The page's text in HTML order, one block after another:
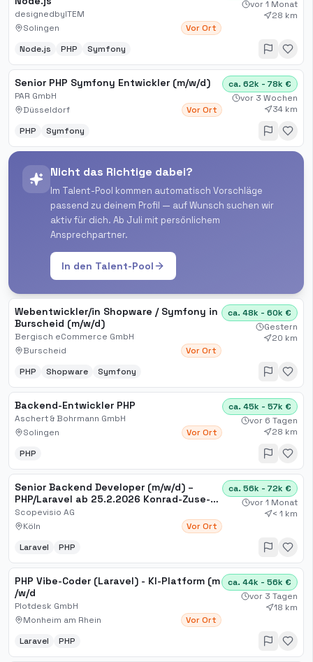
designedbyITEM
Solingen
Vor Ort
vor 1 Monat
28 km
Node.js PHP Symfony
Senior PHP Symfony Entwickler (m/w/d)
PAR GmbH
Düsseldorf
Vor Ort
ca. 62k - 78k €
vor 3 Wochen
34 km
PHP
Symfony
Nicht das Richtige dabei?
Im Talent-Pool kommen automatisch Vorschläge
passend zu deinem Profil — auf Wunsch suchen wir
aktiv für dich. Ab Juli mit persönlichem
Ansprechpartner.
In den Talent-Pool
Webentwickler/in Shopware / Symfony in
Burscheid (m/w/d)
Bergisch eCommerce GmbH
Burscheid
Vor Ort
ca. 48k - 60k €
Gestern
20 km
PHP Shopware Symfony
Backend-Entwickler PHP
Aschert & Bohrmann GmbH
Solingen
Vor Ort
ca. 45k - 57k €
vor 6 Tagen
28 km
PHP
Senior Backend Developer (m/w/d) –
PHP/Laravel ab 25.2.2026 Konrad-Zuse-
Platz 7, 53227 Bonn, De[...]
Scopevisio AG
Köln
Vor Ort
ca. 56k - 72k €
vor 1 Monat
< 1 km
Laravel PHP
PHP Vibe-Coder (Laravel) - KI-Platform (m​
/w​/d
Plotdesk GmbH
Monheim am Rhein
Vor Ort
ca. 44k - 56k €
vor 3 Tagen
18 km
Laravel PHP